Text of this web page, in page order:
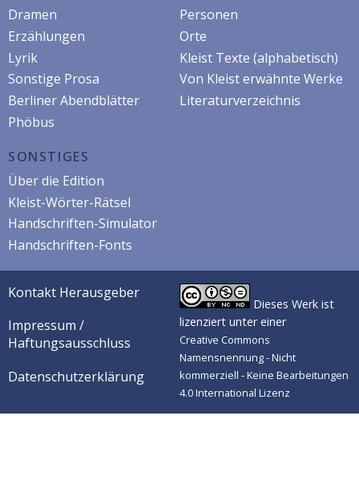
Dramen
Erzählungen
Lyrik
Sonstige Prosa
Berliner Abendblätter
Phöbus
Personen
Orte
Kleist Texte (alphabetisch)
Von Kleist erwähnte Werke
Literaturverzeichnis
SONSTIGES
Über die Edition
Kleist-Wörter-Rätsel
Handschriften-Simulator
Handschriften-Fonts
Kontakt Herausgeber
Impressum /
Haftungsausschluss
Datenschutzerklärung
Dieses Werk ist
lizenziert unter einer
Creative Commons
Namensnennung - Nicht
kommerziell - Keine Bearbeitungen
4.0 International Lizenz